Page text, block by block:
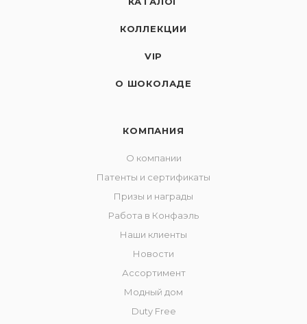
КОЛЛЕКЦИИ
VIP
О ШОКОЛАДЕ
КОМПАНИЯ
О компании
Патенты и сертификаты
Призы и награды
Работа в Конфаэль
Наши клиенты
Новости
Ассортимент
Модный дом
Duty Free